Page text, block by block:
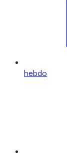
hebdo